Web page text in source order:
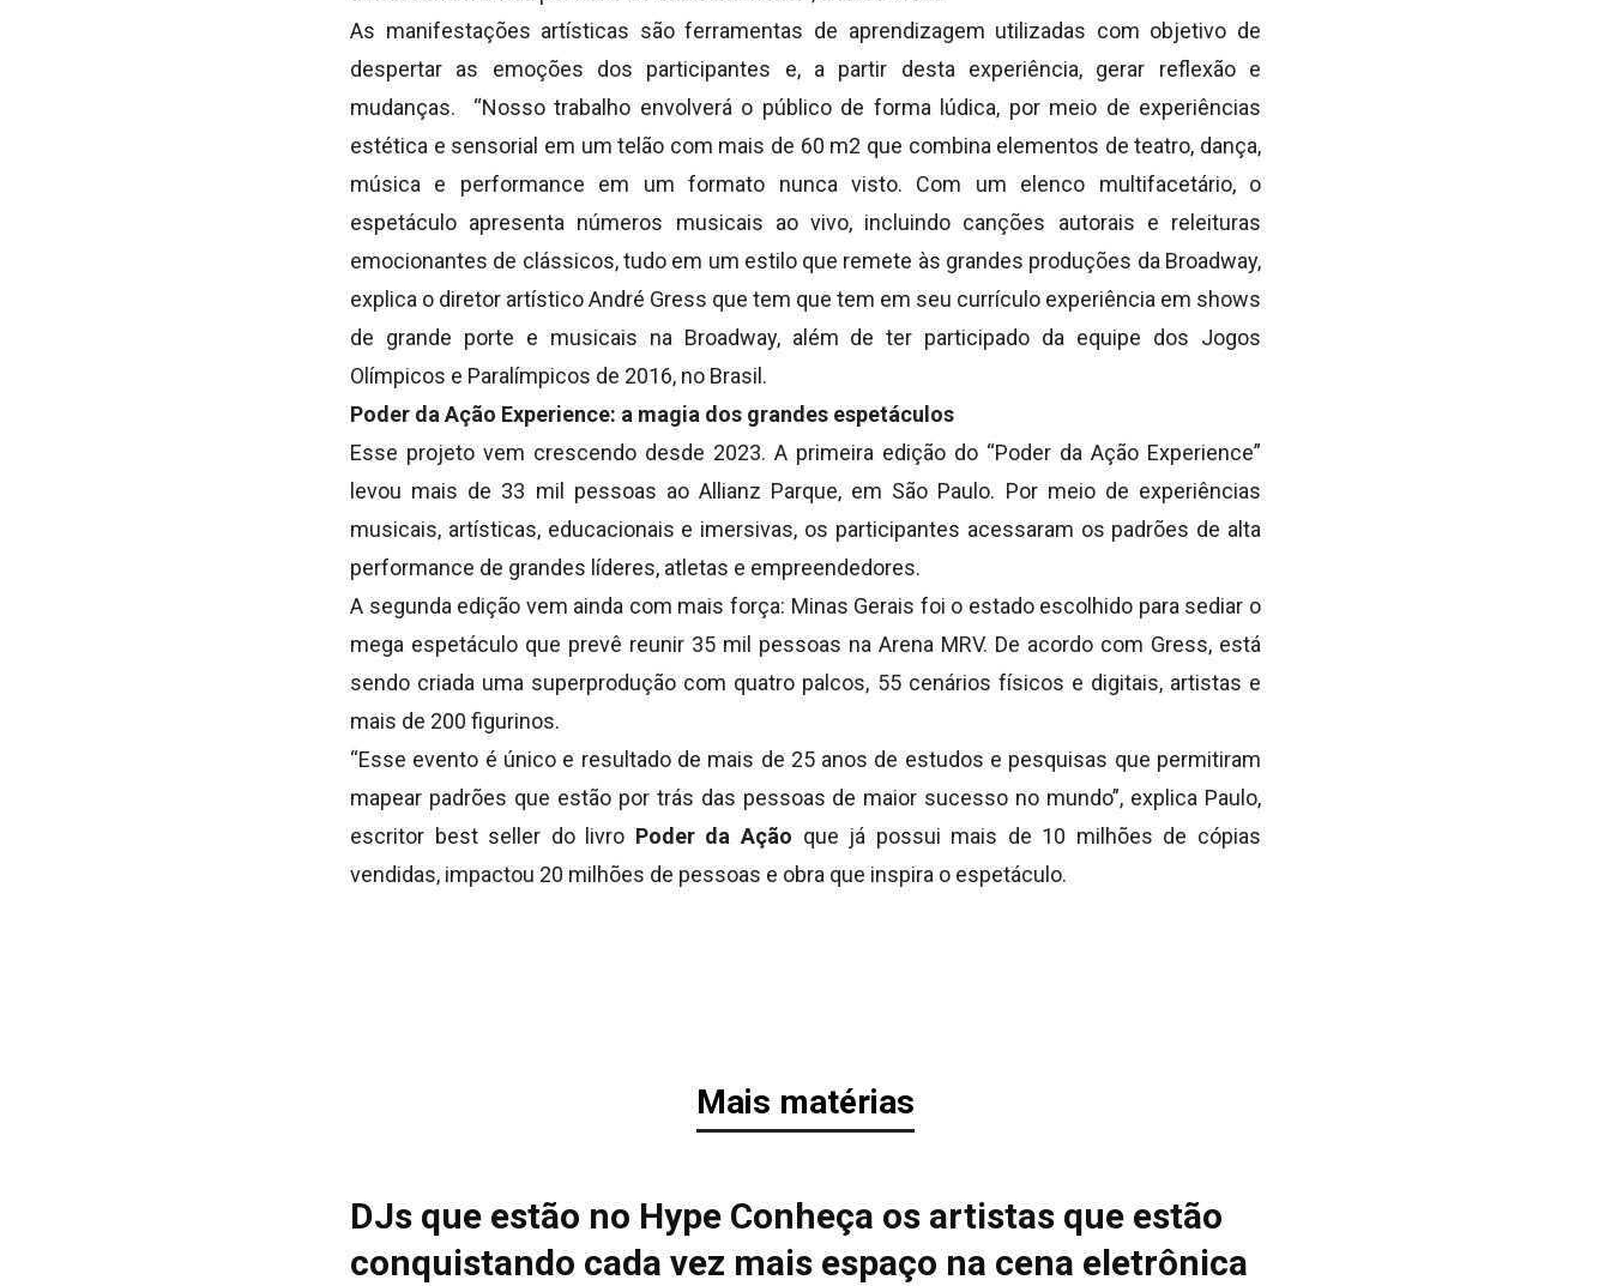
As manifestações artísticas são ferramentas de aprendizagem utilizadas com objetivo de
despertar as emoções dos participantes e, a partir desta experiência, gerar reflexão e
mudanças. “Nosso trabalho envolverá o público de forma lúdica, por meio de experiências
estética e sensorial em um telão com mais de 60 m2 que combina elementos de teatro, dança,
música e performance em um formato nunca visto. Com um elenco multifacetário, o
espetáculo apresenta números musicais ao vivo, incluindo canções autorais e releituras
emocionantes de clássicos, tudo em um estilo que remete às grandes produções da Broadway,
explica o diretor artístico André Gress que tem que tem em seu currículo experiência em shows
de grande porte e musicais na Broadway, além de ter participado da equipe dos Jogos
Olímpicos e Paralímpicos de 2016, no Brasil.
Poder da Ação Experience: a magia dos grandes espetáculos
Esse projeto vem crescendo desde 2023. A primeira edição do “Poder da Ação Experience”
levou mais de 33 mil pessoas ao Allianz Parque, em São Paulo. Por meio de experiências
musicais, artísticas, educacionais e imersivas, os participantes acessaram os padrões de alta
performance de grandes líderes, atletas e empreendedores.
A segunda edição vem ainda com mais força: Minas Gerais foi o estado escolhido para sediar o
mega espetáculo que prevê reunir 35 mil pessoas na Arena MRV. De acordo com Gress, está
sendo criada uma superprodução com quatro palcos, 55 cenários físicos e digitais, artistas e
mais de 200 figurinos.
“Esse evento é único e resultado de mais de 25 anos de estudos e pesquisas que permitiram
mapear padrões que estão por trás das pessoas de maior sucesso no mundo”, explica Paulo,
escritor best seller do livro Poder da Ação que já possui mais de 10 milhões de cópias
vendidas, impactou 20 milhões de pessoas e obra que inspira o espetáculo.
Mais matérias
DJs que estão no Hype Conheça os artistas que estão
conquistando cada vez mais espaço na cena eletrônica